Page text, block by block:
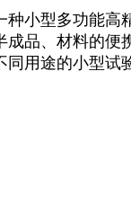
种小型多功能高
品、材料的便
用途的小型试